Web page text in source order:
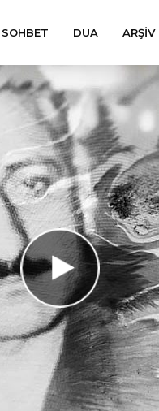
SOHBET DUA ARŞIV